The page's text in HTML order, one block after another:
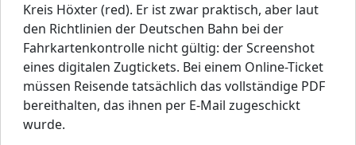
Kreis Höxter (red). Er ist zwar praktisch, aber laut
den Richtlinien der Deutschen Bahn bei der
Fahrkartenkontrolle nicht gültig: der Screenshot
eines digitalen Zugtickets. Bei einem Online-Ticket
müssen Reisende tatsächlich das vollständige PDF
bereithalten, das ihnen per E-Mail zugeschickt
wurde.